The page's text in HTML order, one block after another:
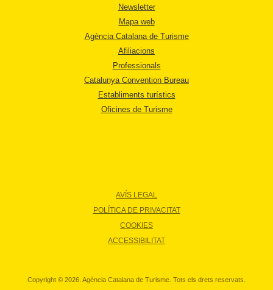
Newsletter
Mapa web
Agència Catalana de Turisme
Afiliacions
Professionals
Catalunya Convention Bureau
Establiments turístics
Oficines de Turisme
AVÍS LEGAL
POLÍTICA DE PRIVACITAT
COOKIES
ACCESSIBILITAT
Copyright © 2026. Agència Catalana de Turisme. Tots els drets reservats.